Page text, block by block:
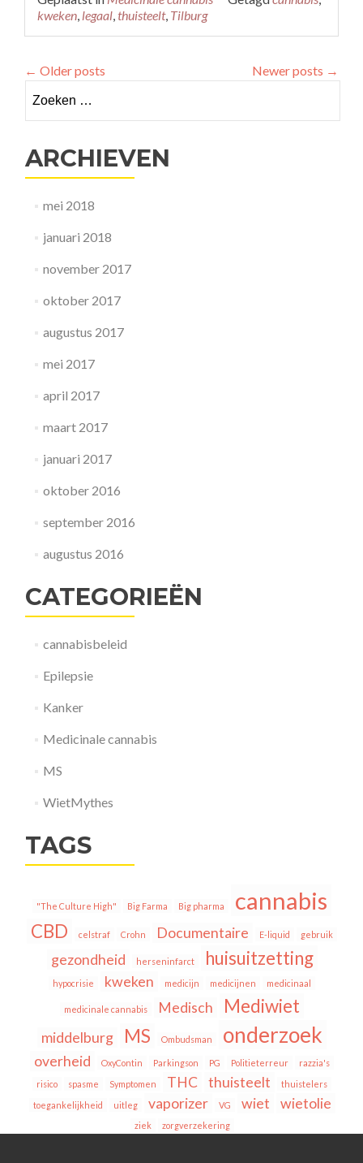
about
Tilburg
staat
thuis
kweken legaal thuisteelt, Tilburg
← Older posts Newer posts →
naar:
ARCHIEVEN
mei 2018
januari 2018
november 2017
oktober 2017
augustus 2017
mei 2017
april 2017
maart 2017
januari 2017
oktober 2016
september 2016
augustus 2016
CATEGORIEËN
cannabisbeleid
Epilepsie
Kanker
Medicinale cannabis
MS
WietMythes
TAGS
"The Culture High" Big Farma Big pharma cannabis
CBD celstraf Crohn Documentaire E-liquid gebruik
gezondheid herseninfarct huisuitzetting
hypocrisie kweken medicijn medicijnen medicinaal
medicinale cannabis Medisch Mediwiet
middelburg MS Ombudsman onderzoek
overheid OxyContin Parkingson PG Politieterreur
razzia's
risico
spasme Symptomen THC thuisteelt
thuistelers
toegankelijkheid
uitleg vaporizer VG wiet wietolie
ziek zorgverzekering